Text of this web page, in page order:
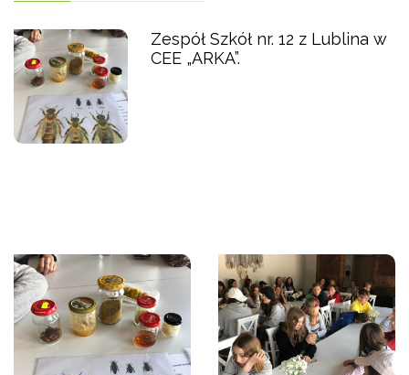
Zespół Szkół nr. 12 z Lublina w
CEE „ARKA”.